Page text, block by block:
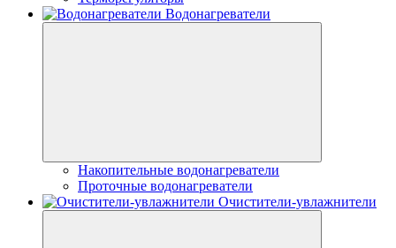
Водонагреватели
Накопительные водонагреватели
Проточные водонагреватели
Очистители-увлажнители